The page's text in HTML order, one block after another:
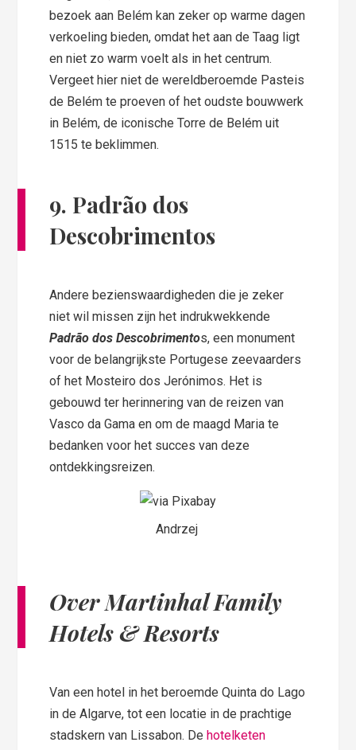
bezoek aan Belém kan zeker op warme dagen
verkoeling bieden, omdat het aan de Taag ligt
en niet zo warm voelt als in het centrum.
Vergeet hier niet de wereldberoemde Pasteis
de Belém te proeven of het oudste bouwwerk
in Belém, de iconische Torre de Belém uit
1515 te beklimmen.
9. Padrão dos
Descobrimentos
Andere bezienswaardigheden die je zeker
niet wil missen zijn het indrukwekkende
Padrão dos Descobrimentos, een monument
voor de belangrijkste Portugese zeevaarders
of het Mosteiro dos Jerónimos. Het is
gebouwd ter herinnering van de reizen van
Vasco da Gama en om de maagd Maria te
bedanken voor het succes van deze
ontdekkingsreizen.
Andrzej
Over Martinhal Family
Hotels & Resorts
Van een hotel in het beroemde Quinta do Lago
in de Algarve, tot een locatie in de prachtige
stadskern van Lissabon. De hotelketen